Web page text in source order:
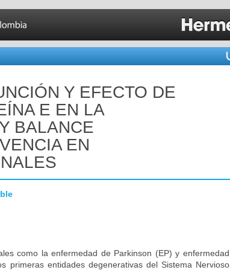
Y EFECTO DE
E EN LA
BALANCE
EN
como la enfermedad de Parkinson (EP) y enfermedad
primeras entidades degenerativas del Sistema Nervioso